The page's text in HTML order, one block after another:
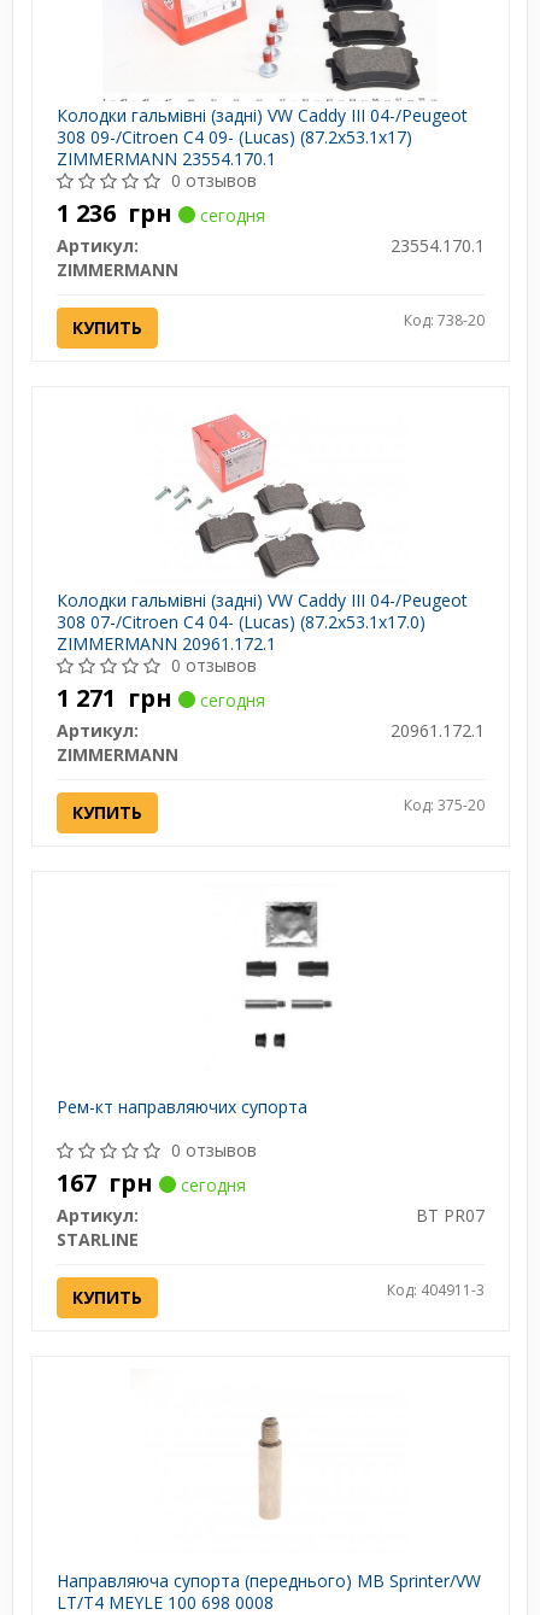
Колодки гальмівні (задні) VW Caddy III 04-/Peugeot
308 09-/Citroen C4 09- (Lucas) (87.2x53.1x17)
ZIMMERMANN 23554.170.1
0 отзывов
1 236 грн
сегодня
Артикул:
23554.170.1
ZIMMERMANN
КУПИТЬ Код: 738-20
Колодки гальмівні (задні) VW Caddy III 04-/Peugeot
308 07-/Citroen C4 04- (Lucas) (87.2x53.1x17.0)
ZIMMERMANN 20961.172.1
0 отзывов
1 271 грн
сегодня
Артикул:
20961.172.1
ZIMMERMANN
КУПИТЬ Код: 375-20
Рем-кт направляючих супорта
0 отзывов
167 грн
сегодня
Артикул:
BT PR07
STARLINE
КУПИТЬ Код: 404911-3
Направляюча супорта (переднього) MB Sprinter/VW
LT/T4 MEYLE 100 698 0008